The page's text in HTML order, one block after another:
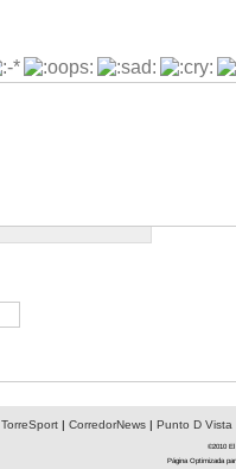
TorreSport| CorredorNews| Punto D Vista
©2010 El
Página Optimizada